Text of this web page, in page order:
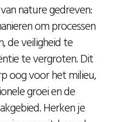
nature gedreven:
om processen
de veiligheid te
te vergroten. Dit
oog voor het milieu,
groei en de
Herken je